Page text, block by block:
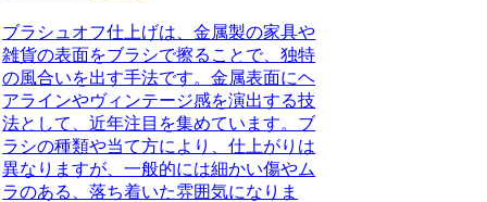
ブラシュオフ仕上げは、金属製の家具や
雑貨の表面をブラシで擦ることで、独特
の風合いを出す手法です。金属表面にヘ
アラインやヴィンテージ感を演出する技
法として、近年注目を集めています。ブ
ラシの種類や当て方により、仕上がりは
異なりますが、一般的には細かい傷やム
ラのある、落ち着いた雰囲気になりま